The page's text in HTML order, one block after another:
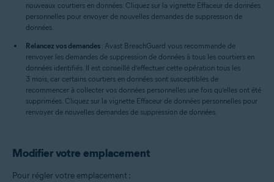
nouveaux courtiers en données. Cliquez sur la vignette Effaceur de données
personnelles pour envoyer de nouvelles demandes de suppression de
données.
Relancez vos demandes : Avast BreachGuard vous recommande de
renvoyer les demandes de suppression de données à tous les courtiers en
données identifiés. Il est conseillé d’effectuer cette opération tous les
3 mois, car certains courtiers en données sont susceptibles de
recommencer à collecter vos données personnelles une fois qu’elles ont été
supprimées. Cliquez sur la vignette Effaceur de données personnelles pour
renvoyer de nouvelles demandes de suppression de données.
Modifier votre emplacement
Pour régler votre emplacement :